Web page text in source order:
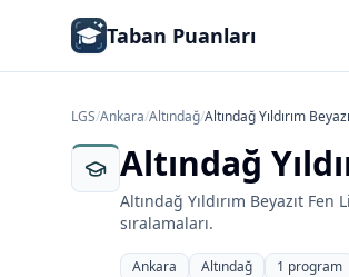
Taban Puanları
LGS/Ankara/Altındağ/Altındağ Yıldırım
Altındağ
Altındağ Yıldırım Beyazıt
sıralamaları.
Ankara Altındağ 1 program